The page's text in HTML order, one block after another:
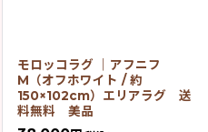
モロッコラグ ｜アフニフ
M（オフホワイト / 約
150×102cm）エリアラグ 送
料無料 美品